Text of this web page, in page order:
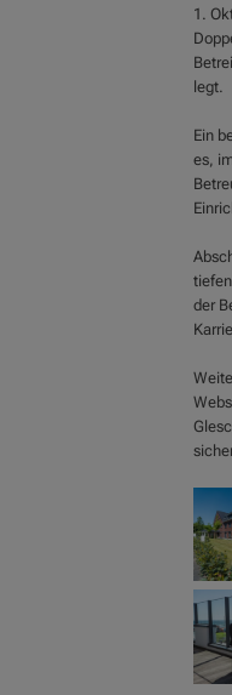
1.
legt.
Ein
es,
der